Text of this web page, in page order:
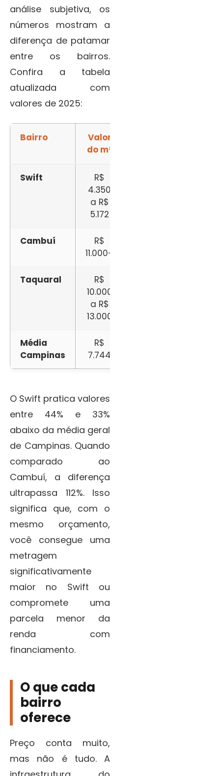
análise subjetiva, os
números mostram a
diferença de patamar
entre os bairros.
Confira a tabela
atualizada com
valores de 2025:
Bairro
Valor
do m²
Swift
R$
4.350
a R$
5.172
Cambuí
R$
11.000+
Taquaral
R$
10.000
a R$
13.000
Média
Campinas
R$
7.744
O Swift pratica valores
entre 44% e 33%
abaixo da média geral
de Campinas. Quando
comparado ao
Cambuí, a diferença
ultrapassa 112%. Isso
significa que, com o
mesmo orçamento,
você consegue uma
metragem
significativamente
maior no Swift ou
compromete uma
parcela menor da
renda com
financiamento.
O que cada
bairro
oferece
Preço conta muito,
mas não é tudo. A